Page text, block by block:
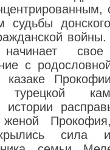
судьбы
свое
с
казаке
турецкой
истории
женой
сила